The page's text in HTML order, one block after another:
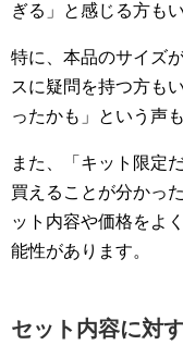
ぎる」と感じる方も
特に、本品のサイズ
スに疑問を持つ方も
ったかも」という声
また、「キット限定
買えることが分かっ
ット内容や価格をよ
能性があります。
セット内容に対